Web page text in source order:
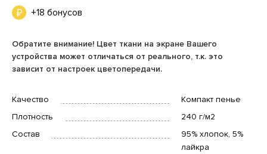
+18 бонусов
Обратите внимание! Цвет ткани на экране Вашего
устройства может отличаться от реального, т.к. это
зависит от настроек цветопередачи.
Качество
Компакт пенье
Плотность
240 г/м2
Состав
95% хлопок, 5%
лайкра